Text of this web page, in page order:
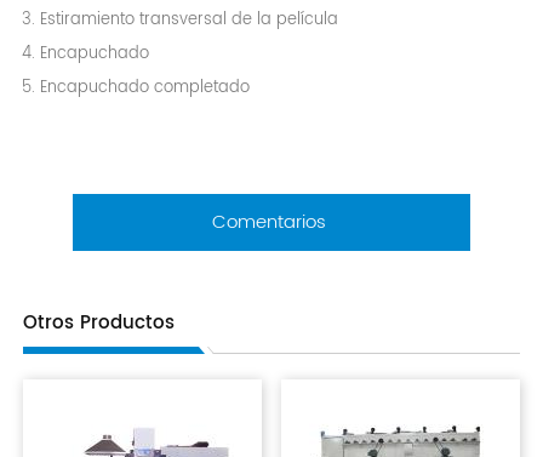
Estiramiento transversal de la película
Encapuchado
Encapuchado completado
Comentarios
Otros Productos